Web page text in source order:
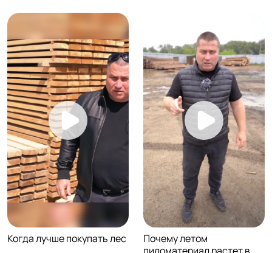
Когда лучше покупать лес
Почему летом